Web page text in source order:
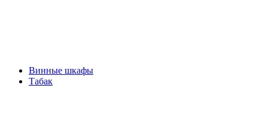
Винные шкафы
Табак